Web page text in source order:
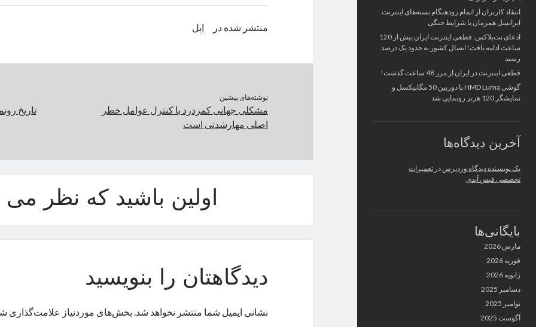
انتقاد کاربران از اتمام زودهنگام بسته‌های اینترنت
ایرانسل همزمان با شرایط جنگی
ادعای نت‌بلاکس: قطعی اینترنت ایران بیش از 120
ساعت ادامه یافت؛ اتصال کشور به حدود یک درصد
رسید
قطعی اینترنت در ایران از مرز 48 ساعت گذشت!
گوشی HMD Luma با دوربین 50 مگاپیکسل و
نمایشگر 120 هرتز رونمایی شد
آخرین دیدگاه‌ها
یک نویسنده دیدگاه وردپرس در تعمیرات
تخصصی فیس آیدی
بایگانی‌ها
مارس 2026
فوریه 2026
ژانویه 2026
دسامبر 2025
نوامبر 2025
آگوست 2025
منتشر شده در اپل
نوشته‌های پیشین
مشکلی جهانی کمردرد با کنترل عوامل خطر
اصلی مهارشدنی است
تاریخ
اولین باشید که نظر می
دیدگاهتان را بنویسید
نشانی ایمیل شما منتشر نخواهد شد. بخش‌های موردنیاز علامت‌گذاری